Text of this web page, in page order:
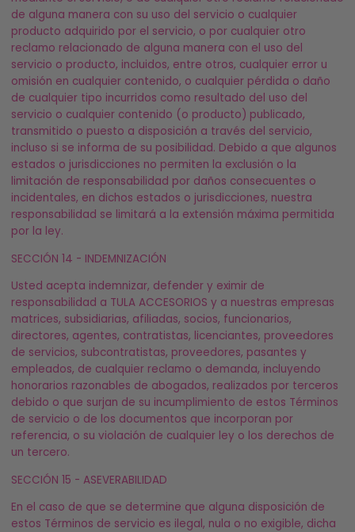
de alguna manera con su uso del servicio o cualquier
producto adquirido por el servicio, o por cualquier otro
reclamo relacionado de alguna manera con el uso del
servicio o producto, incluidos, entre otros, cualquier error u
omisión en cualquier contenido, o cualquier pérdida o daño
de cualquier tipo incurridos como resultado del uso del
servicio o cualquier contenido (o producto) publicado,
transmitido o puesto a disposición a través del servicio,
incluso si se informa de su posibilidad. Debido a que algunos
estados o jurisdicciones no permiten la exclusión o la
limitación de responsabilidad por daños consecuentes o
incidentales, en dichos estados o jurisdicciones, nuestra
responsabilidad se limitará a la extensión máxima permitida
por la ley.
SECCIÓN 14 - INDEMNIZACIÓN
Usted acepta indemnizar, defender y eximir de
responsabilidad a TULA ACCESORIOS y a nuestras empresas
matrices, subsidiarias, afiliadas, socios, funcionarios,
directores, agentes, contratistas, licenciantes, proveedores
de servicios, subcontratistas, proveedores, pasantes y
empleados, de cualquier reclamo o demanda, incluyendo
honorarios razonables de abogados, realizados por terceros
debido o que surjan de su incumplimiento de estos Términos
de servicio o de los documentos que incorporan por
referencia, o su violación de cualquier ley o los derechos de
un tercero.
SECCIÓN 15 - ASEVERABILIDAD
En el caso de que se determine que alguna disposición de
estos Términos de servicio es ilegal, nula o no exigible, dicha